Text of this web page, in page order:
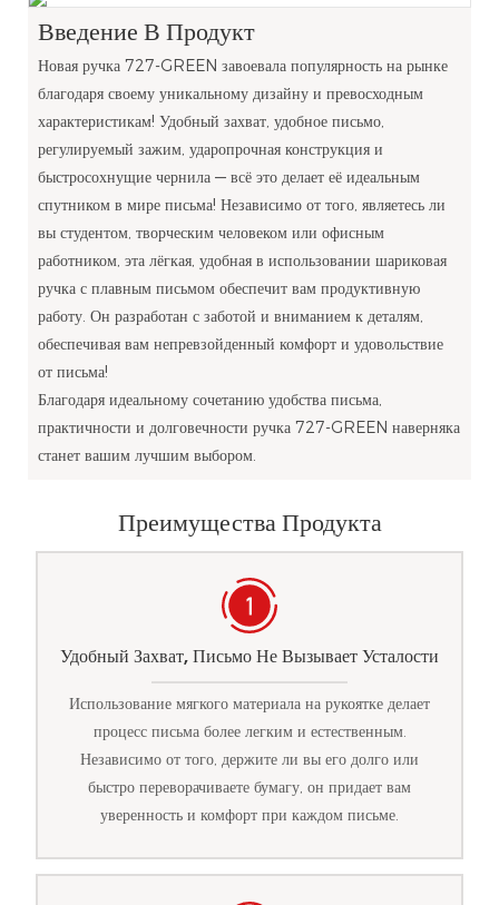
Введение В Продукт
Новая ручка 727-GREEN завоевала популярность на рынке
благодаря своему уникальному дизайну и превосходным
характеристикам! Удобный захват, удобное письмо,
регулируемый зажим, ударопрочная конструкция и
быстросохнущие чернила — всё это делает её идеальным
спутником в мире письма! Независимо от того, являетесь ли
вы студентом, творческим человеком или офисным
работником, эта лёгкая, удобная в использовании шариковая
ручка с плавным письмом обеспечит вам продуктивную
работу. Он разработан с заботой и вниманием к деталям,
обеспечивая вам непревзойденный комфорт и удовольствие
от письма!
Благодаря идеальному сочетанию удобства письма,
практичности и долговечности ручка 727-GREEN наверняка
станет вашим лучшим выбором.
Преимущества Продукта
Удобный Захват, Письмо Не Вызывает Усталости
Использование мягкого материала на рукоятке делает
процесс письма более легким и естественным.
Независимо от того, держите ли вы его долго или
быстро переворачиваете бумагу, он придает вам
уверенность и комфорт при каждом письме.